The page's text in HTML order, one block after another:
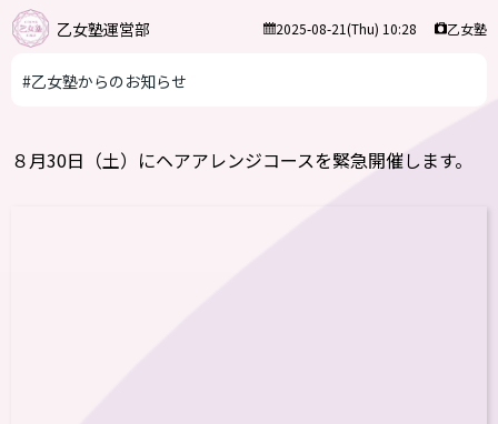
乙女塾運営部 2025-08-21(Thu) 10:28 乙女塾
#乙女塾からのお知らせ
８月30日（土）にヘアアレンジコースを緊急開催します。